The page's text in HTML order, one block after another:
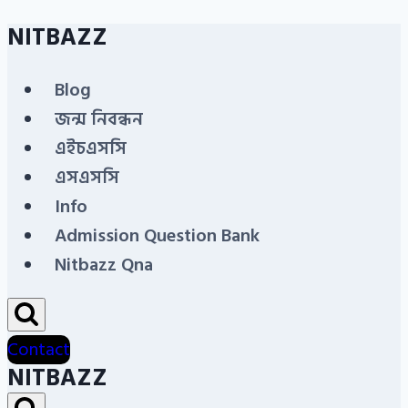
Skip
content
NITBAZZ
Blog
জন্ম নিবন্ধন
এইচএসসি
এসএসসি
Info
Admission Question Bank
Nitbazz Qna
Contact
NITBAZZ